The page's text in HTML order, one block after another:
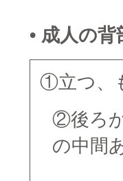
• 成人の
①立つ、
②後ろ
の中間